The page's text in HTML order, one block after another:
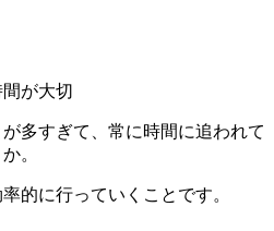
が大切
多すぎて、常に時間に追われて
。
的に行っていくことです。